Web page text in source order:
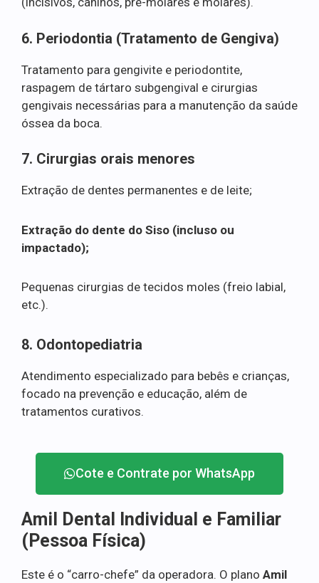
6. Periodontia (Tratamento de Gengiva)
Tratamento para gengivite e periodontite,
raspagem de tártaro subgengival e cirurgias
gengivais necessárias para a manutenção da saúde
óssea da boca.
7. Cirurgias orais menores
Extração de dentes permanentes e de leite;
Extração do dente do Siso (incluso ou
impactado);
Pequenas cirurgias de tecidos moles (freio labial,
etc.).
8. Odontopediatria
Atendimento especializado para bebês e crianças,
focado na prevenção e educação, além de
tratamentos curativos.
Cote e Contrate por WhatsApp
Amil Dental Individual e Familiar
(Pessoa Física)
Este é o “carro-chefe” da operadora. O plano Amil